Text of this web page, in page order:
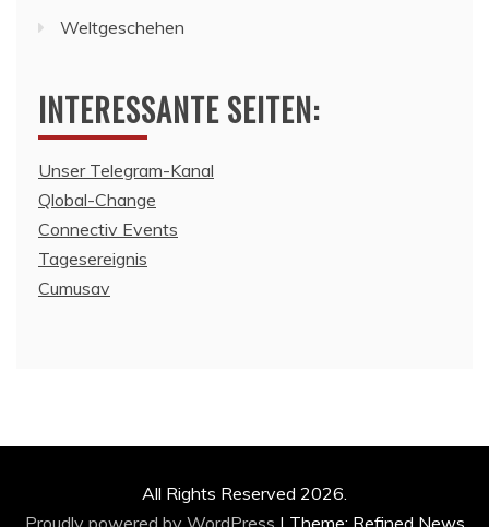
Weltgeschehen
INTERESSANTE SEITEN:
Unser Telegram-Kanal
Qlobal-Change
Connectiv Events
Tagesereignis
Cumusav
All Rights Reserved 2026.
Proudly powered by WordPress | Theme: Refined News